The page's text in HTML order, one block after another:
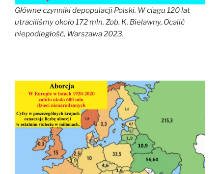
Główne czynniki depopulacji Polski. W ciągu 120 lat
utraciliśmy około 172 mln. Zob. K. Bielawny, Ocalić
niepodległość, Warszawa 2023.